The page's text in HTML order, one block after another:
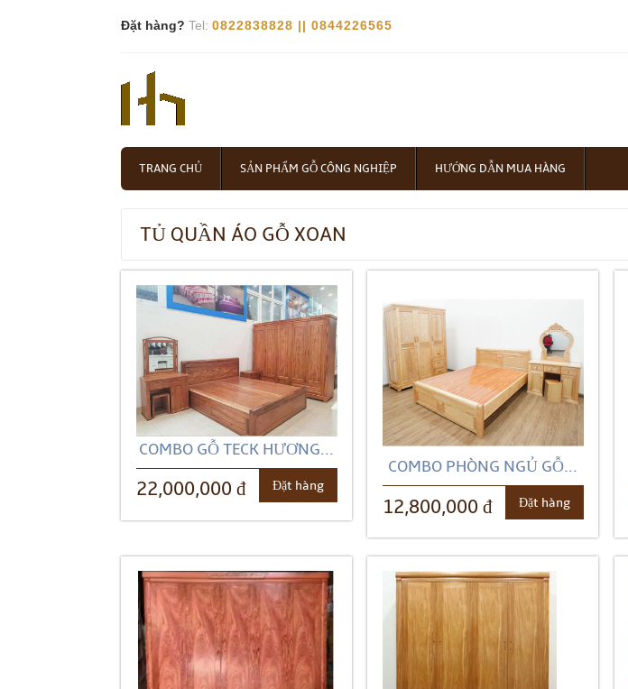
Đặt hàng? Tel:0822838828 || 0844226565
TRANG CHỦ SẢN PHẨM GỖ CÔNG NGHIỆP HƯỚNG DẪN MUA HÀNG
TỦ QUẦN ÁO GỖ XOAN
COMBO GỖ TECK HƯƠNG...
22,000,000 đ Đặt hàng
COMBO PHÒNG NGỦ GỖ...
12,800,000 đ Đặt hàng